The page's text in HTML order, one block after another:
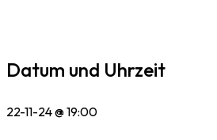
Datum und Uhrzeit
22-11-24 @ 19:00